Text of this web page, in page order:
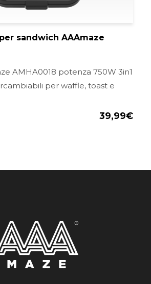
sandwich AAAmaze
AMHA0018 potenza 750W 3in1
per waffle, toast e
39,99€